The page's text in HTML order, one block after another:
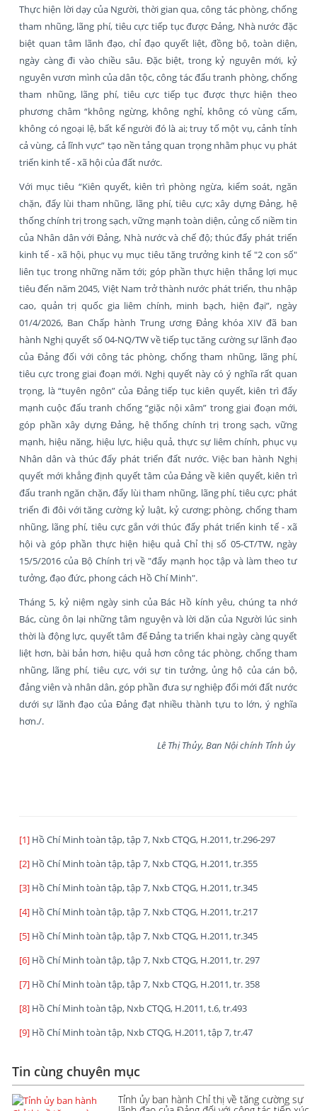
Thực hiện lời dạy của Người, thời gian qua, công tác phòng, chống
tham nhũng, lãng phí, tiêu cực tiếp tục được Đảng, Nhà nước đặc
biệt quan tâm lãnh đạo, chỉ đạo quyết liệt, đồng bộ, toàn diện,
ngày càng đi vào chiều sâu. Đặc biệt, trong kỷ nguyên mới, kỷ
nguyên vươn mình của dân tộc, công tác đấu tranh phòng, chống
tham nhũng, lãng phí, tiêu cực tiếp tục được thực hiện theo
phương châm “không ngừng, không nghỉ, không có vùng cấm,
không có ngoại lệ, bất kể người đó là ai; truy tố một vụ, cảnh tỉnh
cả vùng, cả lĩnh vực” tạo nền tảng quan trọng nhằm phục vụ phát
triển kinh tế - xã hội của đất nước.
Với mục tiêu “Kiên quyết, kiên trì phòng ngừa, kiểm soát, ngăn
chặn, đẩy lùi tham nhũng, lãng phí, tiêu cực; xây dựng Đảng, hệ
thống chính trị trong sạch, vững mạnh toàn diện, củng cố niềm tin
của Nhân dân với Đảng, Nhà nước và chế độ; thúc đẩy phát triển
kinh tế - xã hội, phục vụ mục tiêu tăng trưởng kinh tế "2 con số"
liên tục trong những năm tới; góp phần thực hiện thắng lợi mục
tiêu đến năm 2045, Việt Nam trở thành nước phát triển, thu nhập
cao, quản trị quốc gia liêm chính, minh bạch, hiện đại”, ngày
01/4/2026, Ban Chấp hành Trung ương Đảng khóa XIV đã ban
hành Nghị quyết số 04-NQ/TW về tiếp tục tăng cường sự lãnh đạo
của Đảng đối với công tác phòng, chống tham nhũng, lãng phí,
tiêu cực trong giai đoạn mới. Nghị quyết này có ý nghĩa rất quan
trọng, là “tuyên ngôn” của Đảng tiếp tục kiên quyết, kiên trì đẩy
mạnh cuộc đấu tranh chống “giặc nội xâm” trong giai đoạn mới,
góp phần xây dựng Đảng, hệ thống chính trị trong sạch, vững
mạnh, hiệu năng, hiệu lực, hiệu quả, thực sự liêm chính, phục vụ
Nhân dân và thúc đẩy phát triển đất nước. Việc ban hành Nghị
quyết mới khẳng định quyết tâm của Đảng về kiên quyết, kiên trì
đấu tranh ngăn chặn, đẩy lùi tham nhũng, lãng phí, tiêu cực; phát
triển đi đôi với tăng cường kỷ luật, kỷ cương; phòng, chống tham
nhũng, lãng phí, tiêu cực gắn với thúc đẩy phát triển kinh tế - xã
hội và góp phần thực hiện hiệu quả Chỉ thị số 05-CT/TW, ngày
15/5/2016 của Bộ Chính trị về "đẩy mạnh học tập và làm theo tư
tưởng, đạo đức, phong cách Hồ Chí Minh".
Tháng 5, kỷ niệm ngày sinh của Bác Hồ kính yêu, chúng ta nhớ
Bác, cùng ôn lại những tâm nguyện và lời dặn của Người lúc sinh
thời là động lực, quyết tâm để Đảng ta triển khai ngày càng quyết
liệt hơn, bài bản hơn, hiệu quả hơn công tác phòng, chống tham
nhũng, lãng phí, tiêu cực, với sự tin tưởng, ủng hộ của cán bộ,
đảng viên và nhân dân, góp phần đưa sự nghiệp đổi mới đất nước
dưới sự lãnh đạo của Đảng đạt nhiều thành tựu to lớn, ý nghĩa
hơn./.
Lê Thị Thủy, Ban Nội chính Tỉnh ủy
[1] Hồ Chí Minh toàn tập, tập 7, Nxb CTQG, H.2011, tr.296-297
[2] Hồ Chí Minh toàn tập, tập 7, Nxb CTQG, H.2011, tr.355
[3] Hồ Chí Minh toàn tập, tập 7, Nxb CTQG, H.2011, tr.345
[4] Hồ Chí Minh toàn tập, tập 7, Nxb CTQG, H.2011, tr.217
[5] Hồ Chí Minh toàn tập, tập 7, Nxb CTQG, H.2011, tr.345
[6] Hồ Chí Minh toàn tập, tập 7, Nxb CTQG, H.2011, tr. 297
[7] Hồ Chí Minh toàn tập, tập 7, Nxb CTQG, H.2011, tr. 358
[8] Hồ Chí Minh toàn tập, Nxb CTQG, H.2011, t.6, tr.493
[9] Hồ Chí Minh toàn tập, Nxb CTQG, H.2011, tập 7, tr.47
Tin cùng chuyên mục
Tỉnh ủy ban hành Chỉ thị về tăng cường sự